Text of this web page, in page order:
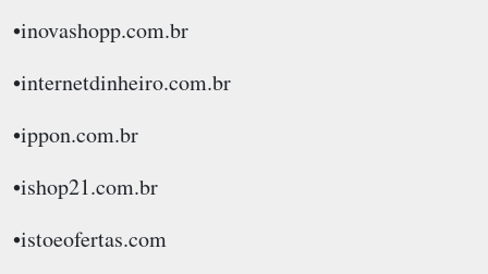
•inovashopp.com.br
•internetdinheiro.com.br
•ippon.com.br
•ishop21.com.br
•istoeofertas.com